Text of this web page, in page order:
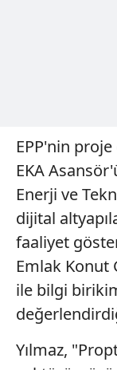
EPP'nin
EKA
Enerji ve
dijital
faaliyet
Emlak Konut
ile bilgi
Yılmaz,